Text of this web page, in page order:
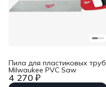
4 270 ₽
Пила для пластиковых труб
Milwaukee PVC Saw